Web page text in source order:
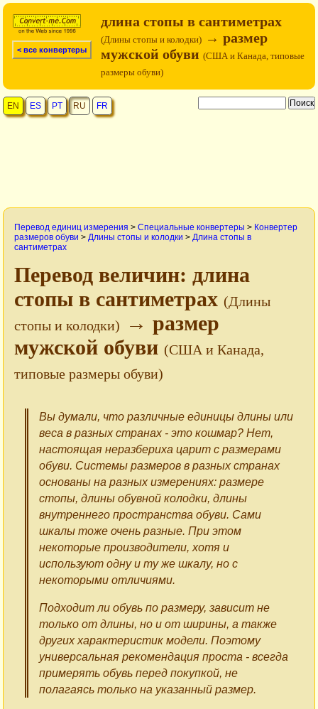
< все конвертеры
длина стопы в сантиметрах
(Длины стопы и колодки) → размер
мужской обуви (США и Канада, типовые
размеры обуви)
EN ES PT RU FR
Перевод единиц измерения > Специальные конвертеры > Конвертер
размеров обуви > Длины стопы и колодки > Длина стопы в
сантиметрах
Перевод величин: длина
стопы в сантиметрах (Длины
стопы и колодки)
→ размер
мужской обуви (США и Канада,
типовые размеры обуви)
Вы думали, что различные единицы длины или
веса в разных странах - это кошмар? Нет,
настоящая неразбериха царит с размерами
обуви. Системы размеров в разных странах
основаны на разных измерениях: размере
стопы, длины обувной колодки, длины
внутреннего пространства обуви. Сами
шкалы тоже очень разные. При этом
некоторые производители, хотя и
используют одну и ту же шкалу, но с
некоторыми отличиями.
Подходит ли обувь по размеру, зависит не
только от длины, но и от ширины, а также
других характеристик модели. Поэтому
универсальная рекомендация проста - всегда
примерять обувь перед покупкой, не
полагаясь только на указанный размер.